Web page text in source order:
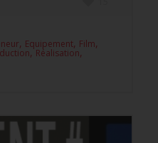
, Equipement, Film,
,Réalisation,